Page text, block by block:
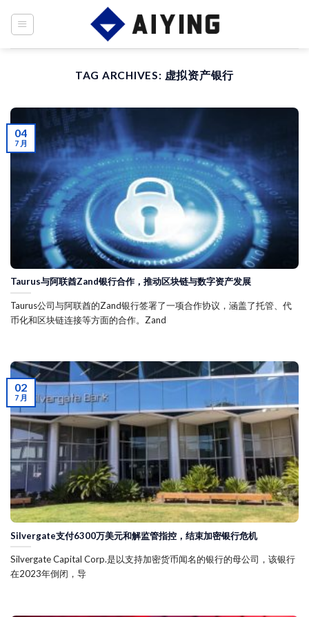
TAG ARCHIVES: 虚拟资产银行
Taurus与阿联酋Zand银行合作，推动区块链与数字资产发展
Taurus公司与阿联酋的Zand银行签署了一项合作协议，涵盖了托管、代
币化和区块链连接等方面的合作。Zand
04
7 月
Silvergate支付6300万美元和解监管指控，结束加密银行危机
Silvergate Capital Corp.是以支持加密货币闻名的银行的母公司，该银行
在2023年倒闭，导
02
7 月